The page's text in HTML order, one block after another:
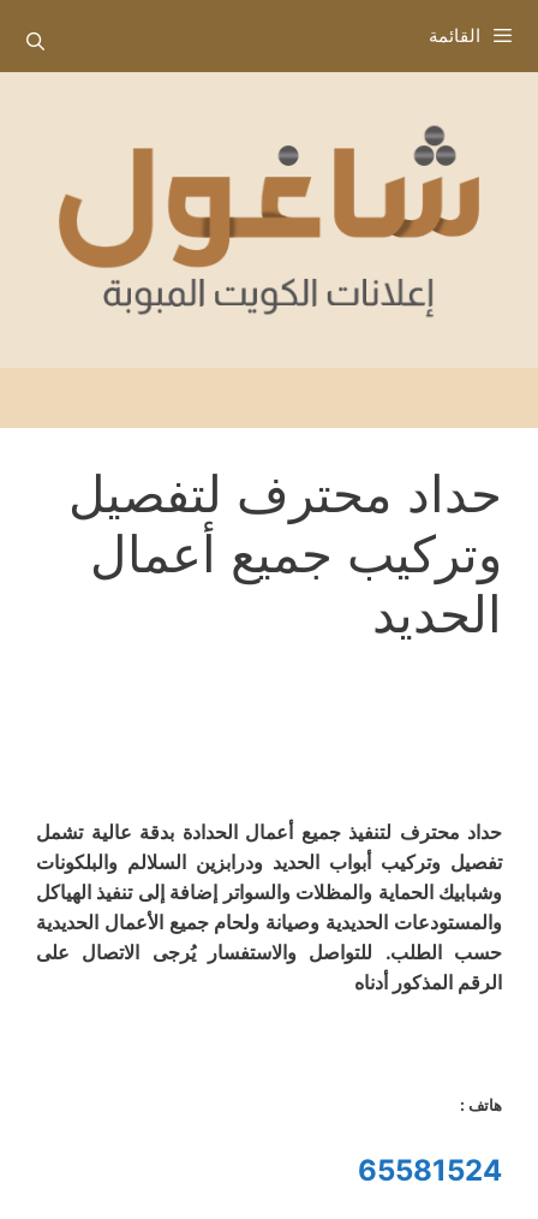
إلى
المحتوى
القائمة
حداد محترف لتفصيل
وتركيب جميع أعمال
الحديد
حداد محترف لتنفيذ جميع أعمال الحدادة بدقة عالية تشمل
تفصيل وتركيب أبواب الحديد ودرابزين السلالم والبلكونات
وشبابيك الحماية والمظلات والسواتر إضافة إلى تنفيذ الهياكل
والمستودعات الحديدية وصيانة ولحام جميع الأعمال الحديدية
حسب الطلب. للتواصل والاستفسار يُرجى الاتصال على
الرقم المذكور أدناه
هاتف :
65581524